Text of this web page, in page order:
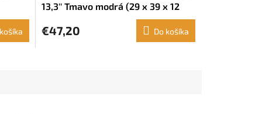
13,3'' Tmavo modrá (29 x 39 x 12
€47,20 Do košíka